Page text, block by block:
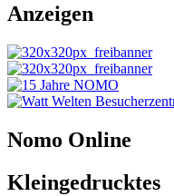
Anzeigen
Nomo Online
Kleingedrucktes